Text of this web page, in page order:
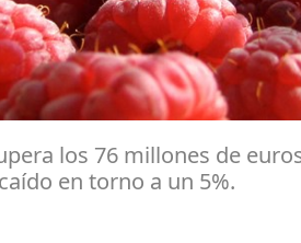
los 76 millones de
en torno a un 5%.